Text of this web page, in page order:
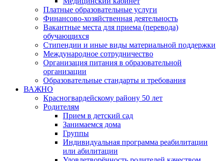
Платные образовательные услуги
Финансово-хозяйственная деятельность
Вакантные места для приема (перевода)
обучающихся
Стипендии и иные виды материальной поддержки
Международное сотрудничество
Организация питания в образовательной
организации
Образовательные стандарты и требования
ВАЖНО
Красногвардейскому району 50 лет
Родителям
Прием в детский сад
Занимаемся дома
Группы
Индивидуальная программа реабилитации
или абилитации